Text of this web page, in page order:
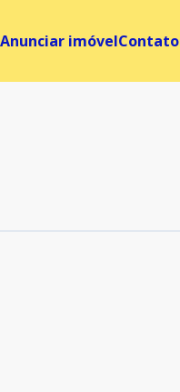
Anunciar imóvelContato